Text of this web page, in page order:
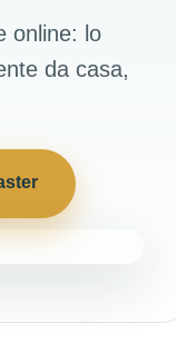
online: lo
da casa,